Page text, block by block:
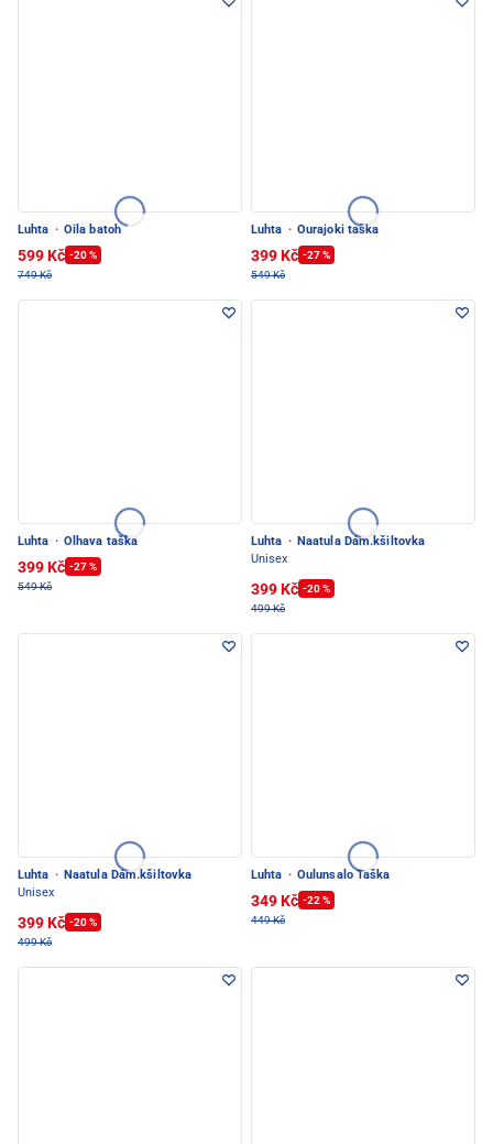
Luhta · Oila batoh
599 Kč -20 %
749 Kč
Luhta · Ourajoki taška
399 Kč -27 %
549 Kč
Luhta · Olhava taška
399 Kč -27 %
549 Kč
Luhta · Naatula Dám.kšiltovka
Unisex
399 Kč -20 %
499 Kč
Luhta · Naatula Dám.kšiltovka
Unisex
399 Kč -20 %
499 Kč
Luhta · Oulunsalo Taška
349 Kč -22 %
449 Kč